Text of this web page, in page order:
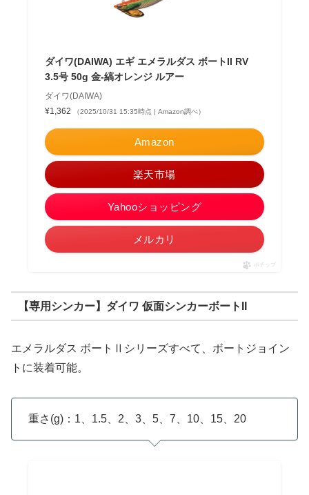
ダイワ(DAIWA) エギ エメラルダス ボートII RV
3.5号 50g 金-縞オレンジ ルアー
ダイワ(DAIWA)
¥1,362
（2025/10/31 15:35時点 | Amazon調べ）
Amazon
楽天市場
Yahooショッピング
メルカリ
ポチップ
【専用シンカー】ダイワ 仮面シンカーボートII
エメラルダス ボートⅡシリーズすべて、ボートジョイン
トに装着可能。
重さ(g)：1、1.5、2、3、5、7、10、15、20